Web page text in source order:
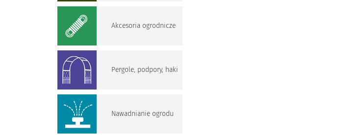
Akcesoria ogrodnicze
Pergole, podpory, haki
Nawadnianie ogrodu